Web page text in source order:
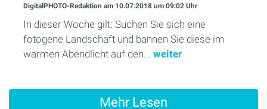
DigitalPHOTO-Redaktion am 10.07.2018 um 09:02 Uhr
In dieser Woche gilt: Suchen Sie sich eine
fotogene Landschaft und bannen Sie diese im
warmen Abendlicht auf den... weiter
Mehr Lesen